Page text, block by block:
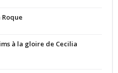
à la gloire de Cecilia